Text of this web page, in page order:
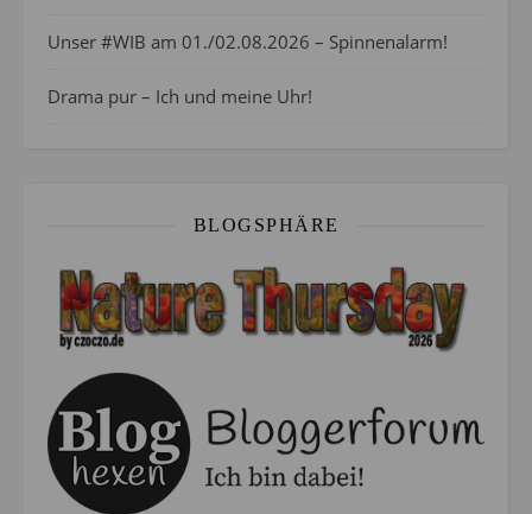
Unser #WIB am 01./02.08.2026 – Spinnenalarm!
Drama pur – Ich und meine Uhr!
BLOGSPHÄRE